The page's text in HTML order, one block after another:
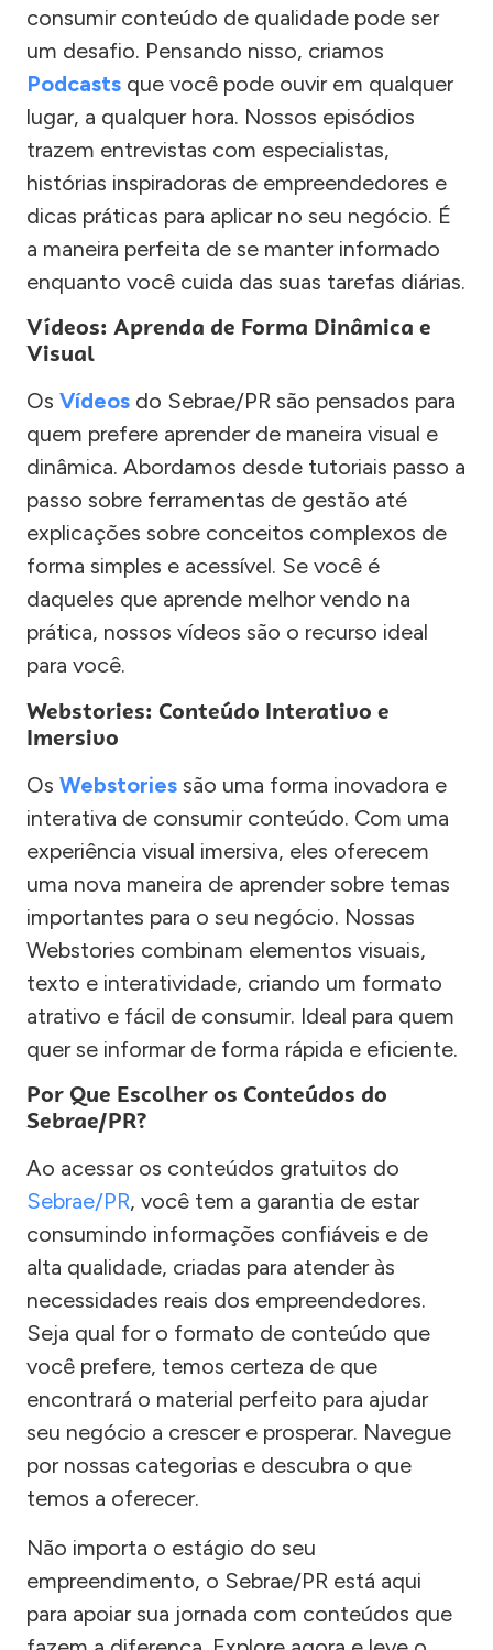
consumir conteúdo de qualidade pode ser
um desafio. Pensando nisso, criamos
Podcasts que você pode ouvir em qualquer
lugar, a qualquer hora. Nossos episódios
trazem entrevistas com especialistas,
histórias inspiradoras de empreendedores e
dicas práticas para aplicar no seu negócio. É
a maneira perfeita de se manter informado
enquanto você cuida das suas tarefas diárias.
Vídeos: Aprenda de Forma Dinâmica e
Visual
Os Vídeos do Sebrae/PR são pensados para
quem prefere aprender de maneira visual e
dinâmica. Abordamos desde tutoriais passo a
passo sobre ferramentas de gestão até
explicações sobre conceitos complexos de
forma simples e acessível. Se você é
daqueles que aprende melhor vendo na
prática, nossos vídeos são o recurso ideal
para você.
Webstories: Conteúdo Interativo e
Imersivo
Os Webstories são uma forma inovadora e
interativa de consumir conteúdo. Com uma
experiência visual imersiva, eles oferecem
uma nova maneira de aprender sobre temas
importantes para o seu negócio. Nossas
Webstories combinam elementos visuais,
texto e interatividade, criando um formato
atrativo e fácil de consumir. Ideal para quem
quer se informar de forma rápida e eficiente.
Por Que Escolher os Conteúdos do
Sebrae/PR?
Ao acessar os conteúdos gratuitos do
Sebrae/PR, você tem a garantia de estar
consumindo informações confiáveis e de
alta qualidade, criadas para atender às
necessidades reais dos empreendedores.
Seja qual for o formato de conteúdo que
você prefere, temos certeza de que
encontrará o material perfeito para ajudar
seu negócio a crescer e prosperar. Navegue
por nossas categorias e descubra o que
temos a oferecer.
Não importa o estágio do seu
empreendimento, o Sebrae/PR está aqui
para apoiar sua jornada com conteúdos que